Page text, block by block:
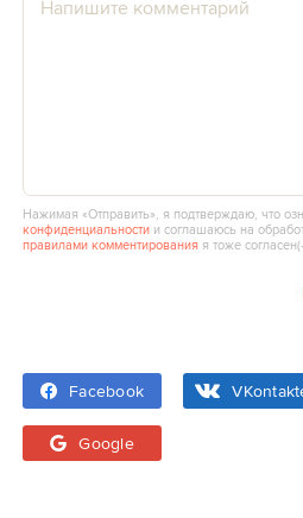
Нажимая «Отправить», я подтверждаю, что
конфиденциальности и соглашаюсь на
правилами комментирования я тоже
Facebook
Google